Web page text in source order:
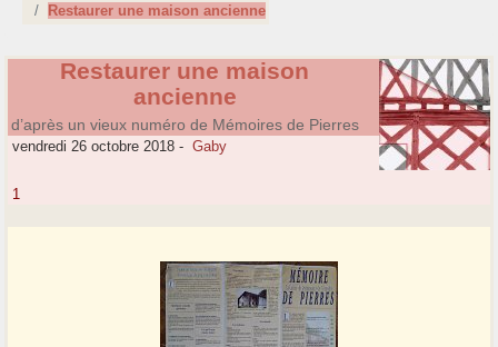
Restaurer une maison ancienne
Restaurer une maison
ancienne
d’après un vieux numéro de Mémoires de Pierres
vendredi 26 octobre 2018 - Gaby
1